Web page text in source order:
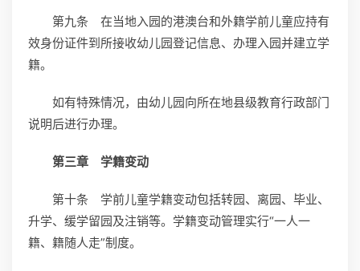
第九条 在当地入园的港澳台和外籍学前儿童应持有
效身份证件到所接收幼儿园登记信息、办理入园并建立学
籍。
如有特殊情况，由幼儿园向所在地县级教育行政部门
说明后进行办理。
第三章 学籍变动
第十条 学前儿童学籍变动包括转园、离园、毕业、
升学、缓学留园及注销等。学籍变动管理实行“一人一
籍、籍随人走”制度。